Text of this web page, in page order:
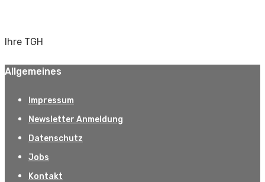
Ihre TGH
Allgemeines
Impressum
Newsletter Anmeldung
Datenschutz
Jobs
Kontakt